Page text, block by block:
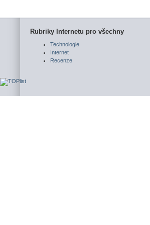
Rubriky Internetu pro všechny
Technologie
Internet
Recenze